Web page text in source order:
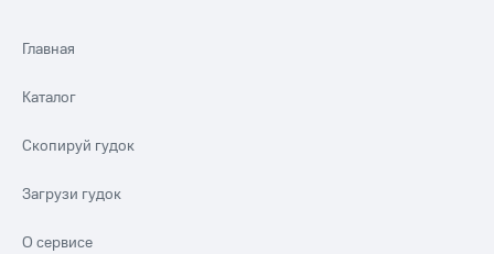
Главная
Каталог
Скопируй гудок
Загрузи гудок
О сервисе